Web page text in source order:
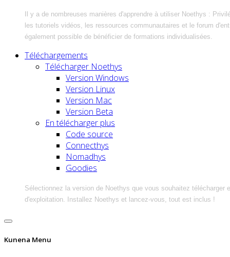
Il y a de nombreuses manières d'apprendre à utiliser Noethys :
les tutoriels vidéos, les ressources communautaires et le forum
également possible de bénéficier de formations individualisées.
Téléchargements
Télécharger Noethys
Version Windows
Version Linux
Version Mac
Version Beta
En télécharger plus
Code source
Connecthys
Nomadhys
Goodies
Sélectionnez la version de Noethys que vous souhaitez télécharger
d'exploitation. Installez Noethys et lancez-vous, tout est inclus !
Kunena Menu